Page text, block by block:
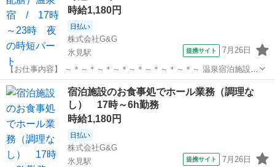
時給1,180円
日払い
株式会社G&G
氷見駅
提携サイト 7月26日
【お仕事内容】 ～＊～＊～＊～＊～＊～＊～＊～＊～ 温泉宿泊施設で
のお仕事です。 お客様のご案内や食事の配膳、 下膳、片付けをお願い
します。 もちろん＜未経験ＯＫ＞です！ ＊特別なスキル必要なし！
＊難しい作業なし！ ＊...
富山 氷見市 氷見駅 ホールスタッフ
宿泊施設のお食事処でホール業務（調理な
し） 17時～6h勤務
時給1,180円
日払い
株式会社G&G
氷見駅
提携サイト 7月26日